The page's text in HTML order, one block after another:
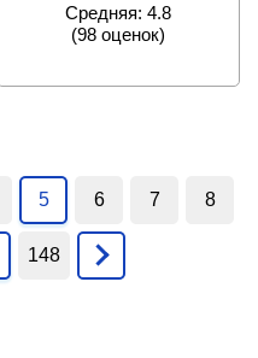
Средняя: 4.8
(98 оценок)
5 6 7 8
148